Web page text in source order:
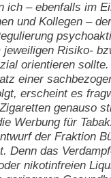
ich – ebenfalls im
und Kollegen –
jeweiligen Risiko-
orientieren
einer
erscheint es
genauso
Werbung für
der Fraktion
Denn das
nikotinfreien